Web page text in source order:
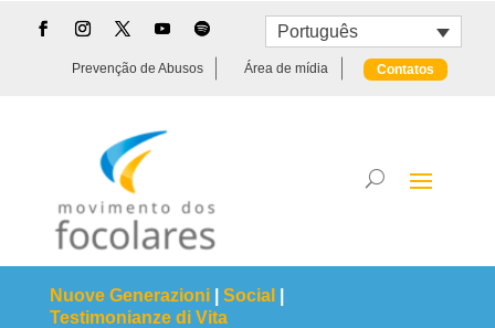
Português
Prevenção de Abusos Área de mídia Contatos
Nuove Generazioni| Social
Testimonianze di Vita